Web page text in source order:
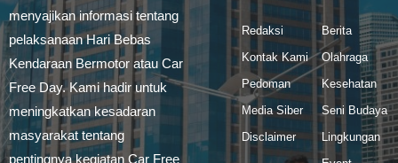
menyajikan informasi tentang
pelaksanaan Hari Bebas
Kendaraan Bermotor atau Car
Free Day. Kami hadir untuk
meningkatkan kesadaran
masyarakat tentang
pentingnya kegiatan Car Free
Redaksi
Kontak Kami
Pedoman
Media Siber
Disclaimer
Berita
Olahraga
Kesehatan
Seni Budaya
Lingkungan